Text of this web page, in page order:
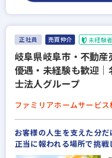
正社員 売買仲介 未経験
岐阜県岐阜市・不動
優遇・未経験も歓迎
士法人グループ
ファミリアホームサービス
お客様の人生を支えた分
正当に報われる場所で挑戦